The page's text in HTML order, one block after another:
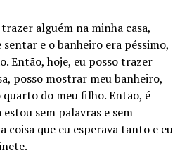
alguém na minha casa,
e o banheiro era péssimo,
Então, hoje, eu posso trazer
posso mostrar meu banheiro,
do meu filho. Então, é
sem palavras e sem
coisa que eu esperava tanto e eu